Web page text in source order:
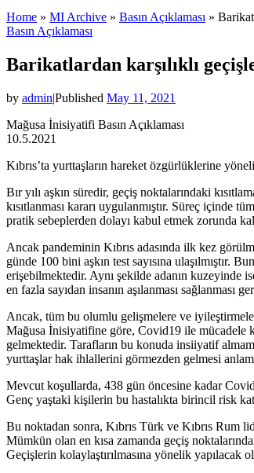
Home » MI Archive » Basın Açıklaması »
Basın Açıklaması
Barikatlardan karşılıklı
by admin|Published May 11, 2021
Mağusa İnisiyatifi Basın Açıklaması
10.5.2021
Kıbrıs’ta yurttaşların hareket özgürlüklerine
Bır yılı aşkın süredir, geçiş noktalarındaki
kısıtlanması kararı uygulanmıştır. Süreç
pratik sebeplerden dolayı kabul etmek zorunda
Ancak pandeminin Kıbrıs adasında ilk kez
günde 100 bini aşkın test sayısına ulaşılmıştır.
erişebilmektedir. Aynı şekilde adanın kuzeyinde
en fazla sayıdan insanın aşılanması sağlanması
Ancak, tüm bu olumlu gelişmelere ve
Mağusa İnisiyatifine göre, Covid19 ile mücadele
gelmektedir. Tarafların bu konuda insiiyatif
yurttaşlar hak ihlallerini görmezden gelmesi
Mevcut koşullarda, 438 gün öncesine kadar
Genç yaştaki kişilerin bu hastalıkta birincil risk
Bu noktadan sonra, Kıbrıs Türk ve Kıbrıs Rum
Mümkün olan en kısa zamanda geçiş
Geçişlerin kolaylaştırılmasına yönelik yapılacak